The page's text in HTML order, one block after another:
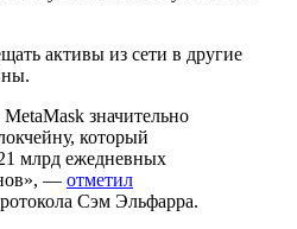
активы из сети в другие
значительно
который
млрд ежедневных
— отметил
Сэм Эльфарра.